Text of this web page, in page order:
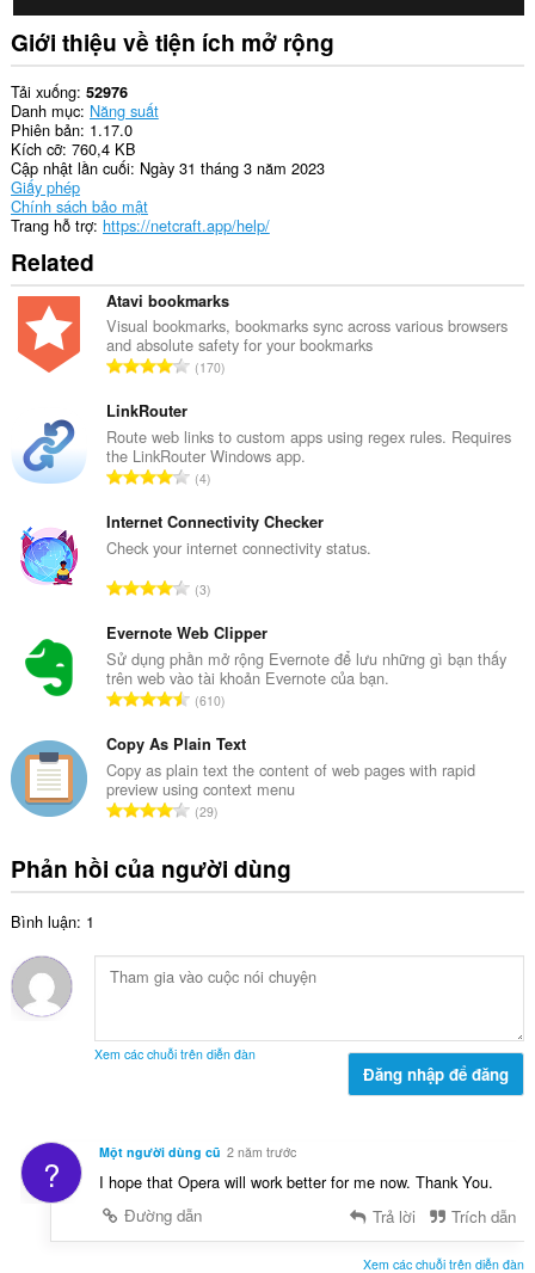
truy
cập
dữ
liệu
của
bạn
trên
một
số
trang
web.
ích
mở
rộng
này
thể
hoạt
động
duyệt
của
bạn.
Giới thiệu về tiện ích mở rộng
Tải xuống 52976
Danh mục Năng suất
Phiên bản 1.17.0
Kích cỡ 760,4 KB
Cập nhật lần cuối Ngày 31 tháng 3 năm 2023
Giấy phép
Chính sách bảo mật
Trang hỗ trợ https://netcraft.app/help/
Related
Atavi bookmarks
Visual bookmarks, bookmarks sync across various browsers
and absolute safety for your bookmarks
T
g
s
ố
ế
p
h
ạ
n
g
:
170
LinkRouter
Route web links to custom apps using regex rules. Requires
the LinkRouter Windows app.
T
n
g
ố
ế
p
h
ạ
n
g
:
4
Internet Connectivity Checker
Check your internet connectivity status.
T
n
g
s
ố
ế
p
h
ạ
g
:
3
Evernote Web Clipper
Sử dụng phần mở rộng Evernote để lưu những gì bạn thấy
trên web vào tài khoản Evernote của bạn.
T
n
g
s
ố
ế
p
n
g
610
Copy As Plain Text
Copy as plain text the content of web pages with rapid
preview using context menu
T
g
x
ế
ạ
29
Phản hồi của người dùng
Bình luận: 1
Xem các chuỗi trên diễn đàn
Đăng nhập để đăng
? Một người dùng cũ 2 năm trước
I hope that Opera will work better for me now. Thank You.
Đường dẫn
Trả lời Trích dẫn
Xem các chuỗi trên diễn đàn